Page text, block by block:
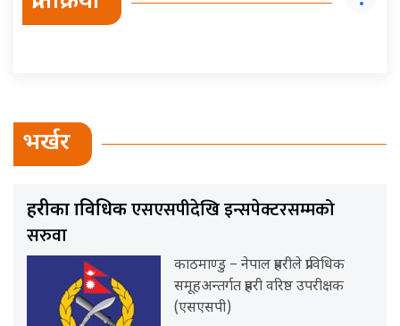
भर्खर
प्रहरीका प्राविधिकएसएसपीदेखि इन्सपेक्टरसम्मको
सरुवा
काठमाण्डु – नेपाल प्रहरीले प्राविधिक
समूहअन्तर्गत प्रहरी वरिष्ठ उपरीक्षक
(एसएसपी)